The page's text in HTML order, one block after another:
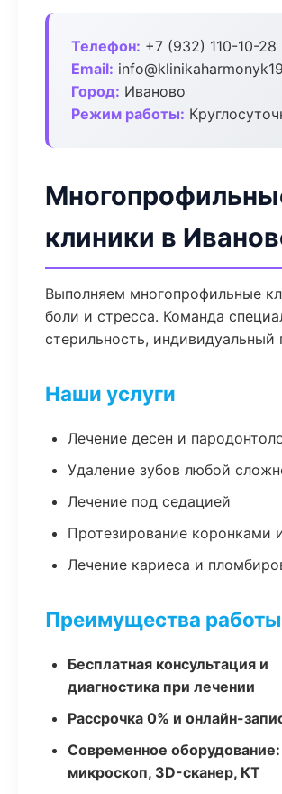
Телефон: +7 (932) 110-10-28
Email:
Город: Иваново
Режим работы:
клиники в
Выполняем многопрофильные
боли и стресса. Команда
стерильность, индивидуальный
Наши услуги
Лечение десен и
Удаление зубов любой
Лечение под седацией
Протезирование коронками
Лечение кариеса и
Преимущества
Бесплатная консультация и
диагностика при лечении
Рассрочка 0% и онлайн-
Современное оборудование:
микроскоп, 3D-сканер, КТ